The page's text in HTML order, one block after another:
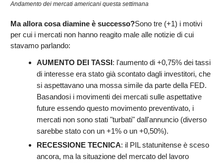
Andamento dei mercati americani questa settimana
Ma allora cosa diamine è successo?Sono tre (+1) i motivi
per cui i mercati non hanno reagito male alle notizie di cui
stavamo parlando:
AUMENTO DEI TASSI: l'aumento di +0,75% dei tassi
di interesse era stato già scontato dagli investitori, che
si aspettavano una mossa simile da parte della FED.
Basandosi i movimenti dei mercati sulle aspettative
future essendo questo movimento preventivato, i
mercati non sono stati "turbati" dall'annuncio (diverso
sarebbe stato con un +1% o un +0,50%).
RECESSIONE TECNICA: il PIL statunitense è sceso
ancora, ma la situazione del mercato del lavoro